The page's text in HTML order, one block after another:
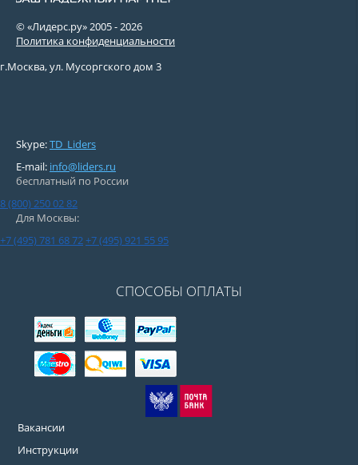
© «Лидерс.ру» 2005 -2026
Политика конфиденциальности
г.Москва, ул. Мусоргского дом 3
Skype:TD_Liders
E-mail: info@liders.ru
бесплатный по России
8 (800) 250 02 82
Для Москвы:
+7 (495) 781 68 72+7 (495) 921 55 95
СПОСОБЫ ОПЛАТЫ
Вакансии
Инструкции